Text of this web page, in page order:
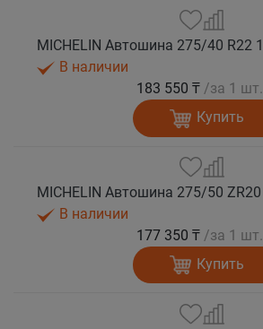
В наличии
183 550 ₸ /за 1 шт.
Купить
В наличии
177 350 ₸ /за 1 шт.
Купить